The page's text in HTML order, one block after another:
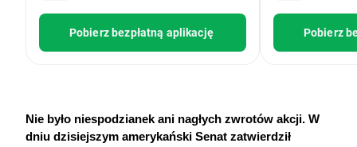
Pobierz bezpłatną aplikację Pobierz
Nie było niespodzianek ani nagłych zwrotów akcji. W
dniu dzisiejszym amerykański Senat zatwierdził